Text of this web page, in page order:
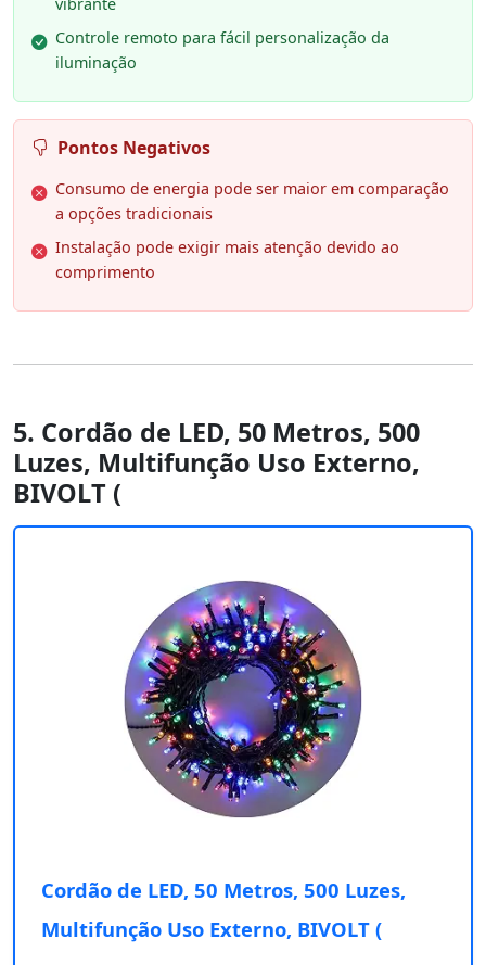
Controle remoto para fácil personalização da
iluminação
Pontos Negativos
Consumo de energia pode ser maior em comparação
a opções tradicionais
Instalação pode exigir mais atenção devido ao
comprimento
5. Cordão de LED, 50 Metros, 500
Luzes, Multifunção Uso Externo,
BIVOLT (
Cordão de LED, 50 Metros, 500 Luzes,
Multifunção Uso Externo, BIVOLT (